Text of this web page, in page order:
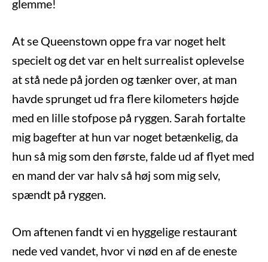
glemme!
At se Queenstown oppe fra var noget helt
specielt og det var en helt surrealist oplevelse
at stå nede på jorden og tænker over, at man
havde sprunget ud fra flere kilometers højde
med en lille stofpose på ryggen. Sarah fortalte
mig bagefter at hun var noget betænkelig, da
hun så mig som den første, falde ud af flyet med
en mand der var halv så høj som mig selv,
spændt på ryggen.
Om aftenen fandt vi en hyggelige restaurant
nede ved vandet, hvor vi nød en af de eneste